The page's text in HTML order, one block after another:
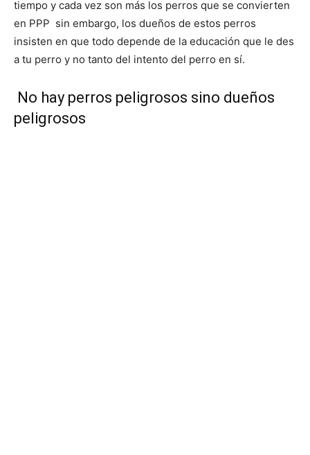
–
Fotos
tiempo y cada vez son más los perros que se convierten
en PPP sin embargo, los dueños de estos perros
insisten en que todo depende de la educación que le des
a tu perro y no tanto del intento del perro en sí.
No hay perros peligrosos sino dueños
peligrosos